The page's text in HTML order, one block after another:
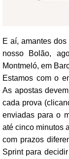
E aí, amantes
nosso Bolão,
Montmeló, em
Estamos com o
As apostas
cada prova
enviadas para o
até cinco minutos
com prazos
Sprint para